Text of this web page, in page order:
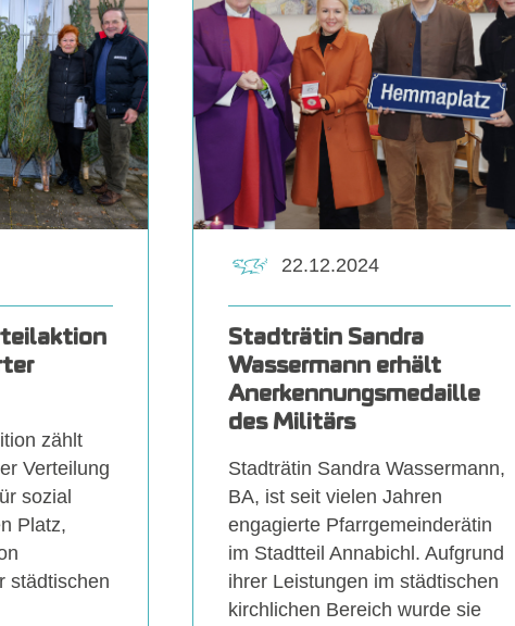
zählt
Verteilung
sozial
Platz,
städtischen
Stadträtin Sandra
Wassermann erhält
Anerkennungsmedaille
des Militärs
Stadträtin Sandra Wassermann,
BA, ist seit vielen Jahren
engagierte Pfarrgemeinderätin
im Stadtteil Annabichl. Aufgrund
ihrer Leistungen im städtischen
kirchlichen Bereich wurde sie
22.12.2024